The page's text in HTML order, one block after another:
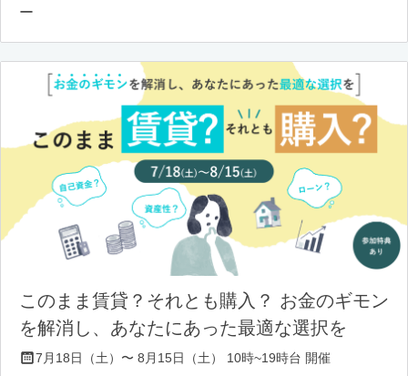
ー
このまま賃貸？それとも購入？ お金のギモン
を解消し、あなたにあった最適な選択を
7月18日（土）〜 8月15日（土） 10時~19時台 開催